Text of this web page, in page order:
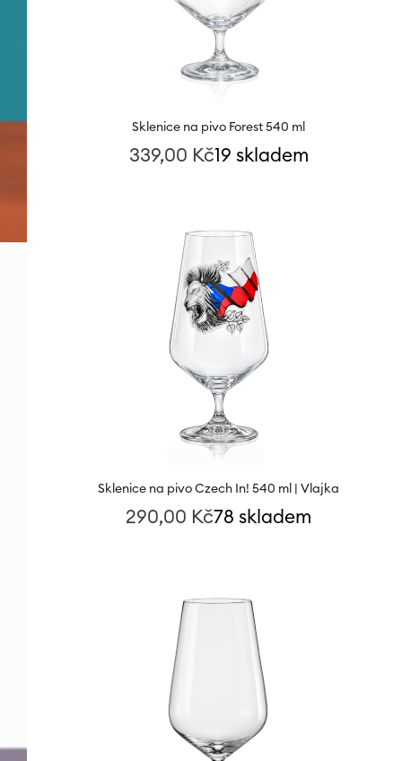
Sklenice na pivo Forest 540 ml
339,00 Kč19 skladem
Sklenice na pivo Czech In! 540 ml | Vlajka
290,00 Kč78 skladem